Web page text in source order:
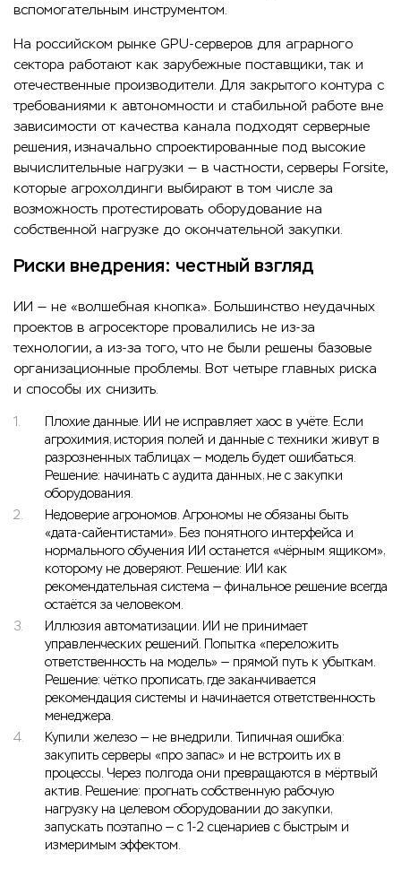
вспомогательным инструментом.
На российском рынке GPU-серверов для аграрного
сектора работают как зарубежные поставщики, так и
отечественные производители. Для закрытого контура с
требованиями к автономности и стабильной работе вне
зависимости от качества канала подходят серверные
решения, изначально спроектированные под высокие
вычислительные нагрузки — в частности, серверы Forsite,
которые агрохолдинги выбирают в том числе за
возможность протестировать оборудование на
собственной нагрузке до окончательной закупки.
Риски внедрения: честный взгляд
ИИ — не «волшебная кнопка». Большинство неудачных
проектов в агросекторе провалились не из-за
технологии, а из-за того, что не были решены базовые
организационные проблемы. Вот четыре главных риска
и способы их снизить.
Плохие данные. ИИ не исправляет хаос в учёте. Если
агрохимия, история полей и данные с техники живут в
разрозненных таблицах — модель будет ошибаться.
Решение: начинать с аудита данных, не с закупки
оборудования.
Недоверие агрономов. Агрономы не обязаны быть
«дата-сайентистами». Без понятного интерфейса и
нормального обучения ИИ останется «чёрным ящиком»,
которому не доверяют. Решение: ИИ как
рекомендательная система — финальное решение всегда
остаётся за человеком.
Иллюзия автоматизации. ИИ не принимает
управленческих решений. Попытка «переложить
ответственность на модель» — прямой путь к убыткам.
Решение: чётко прописать, где заканчивается
рекомендация системы и начинается ответственность
менеджера.
Купили железо — не внедрили. Типичная ошибка:
закупить серверы «про запас» и не встроить их в
процессы. Через полгода они превращаются в мёртвый
актив. Решение: прогнать собственную рабочую
нагрузку на целевом оборудовании до закупки,
запускать поэтапно — с 1-2 сценариев с быстрым и
измеримым эффектом.